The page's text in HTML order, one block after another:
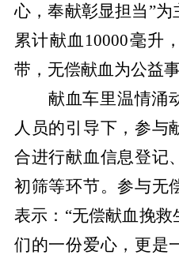
心，奉献彰显担当”为
累计献血10000毫升
带，无偿献血为公益
献血车里温情涌
人员的引导下，参与
合进行献血信息登记
初筛等环节。参与无
表示：“无偿献血挽
们的一份爱心，更是